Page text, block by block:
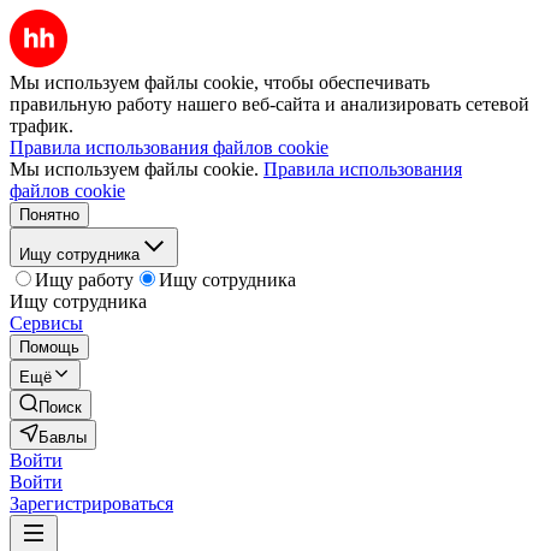
Мы используем файлы cookie, чтобы обеспечивать
правильную работу нашего веб-сайта и анализировать сетевой
трафик.
Правила использования файлов cookie
Мы используем файлы cookie. Правила использования
файлов cookie
Понятно
Ищу сотрудника
Ищу работу
Ищу сотрудника
Ищу сотрудника
Сервисы
Помощь
Ещё
Поиск
Бавлы
Войти
Войти
Зарегистрироваться